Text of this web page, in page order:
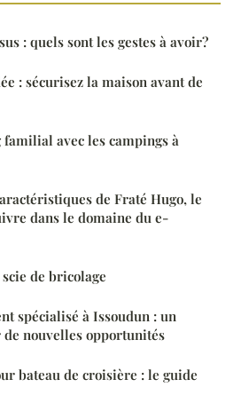
: quels sont les gestes à avoir?
: sécurisez la maison avant de
avec les campings à
de Fraté Hugo, le
dans le domaine du e-
de bricolage
spécialisé à Issoudun : un
nouvelles opportunités
bateau de croisière : le guide